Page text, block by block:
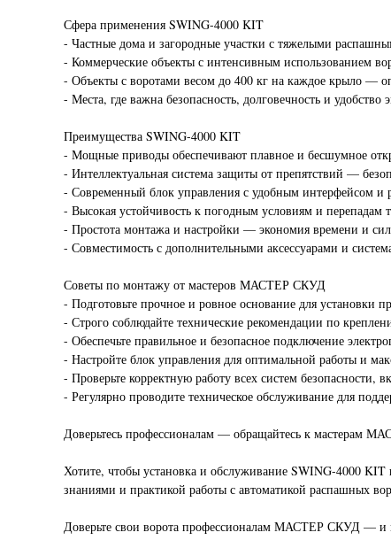
Сфера применения SWING-4000 KIT
- Частные дома и загородные участки с тяжелыми
- Коммерческие объекты с интенсивным использованием
- Объекты с воротами весом до 400 кг на каждое крыло —
- Места, где важна безопасность, долговечность и удобство
Преимущества SWING-4000 KIT
- Мощные приводы обеспечивают плавное и бесшумное
- Интеллектуальная система защиты от препятствий —
- Современный блок управления с удобным интерфейсом
- Высокая устойчивость к погодным условиям и перепадам
- Простота монтажа и настройки — экономия времени и сил
- Совместимость с дополнительными аксессуарами и
Советы по монтажу от мастеров МАСТЕР СКУД
- Подготовьте прочное и ровное основание для установки
- Строго соблюдайте технические рекомендации по
- Обеспечьте правильное и безопасное подключение
- Настройте блок управления для оптимальной работы и
- Проверьте корректную работу всех систем безопасности,
- Регулярно проводите техническое обслуживание для
Доверьтесь профессионалам — обращайтесь к мастерам
Хотите, чтобы установка и обслуживание SWING-4000
знаниями и практикой работы с автоматикой распашных
Доверьте свои ворота профессионалам МАСТЕР СКУД — и